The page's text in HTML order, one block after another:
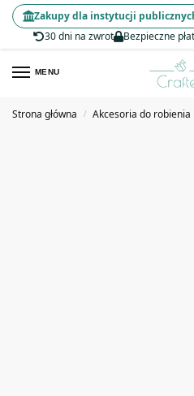
30 dni na zwrot
Bezpieczne
Zakupy dla instytucji
MENU
Strona główna / Akcesoria do robienia